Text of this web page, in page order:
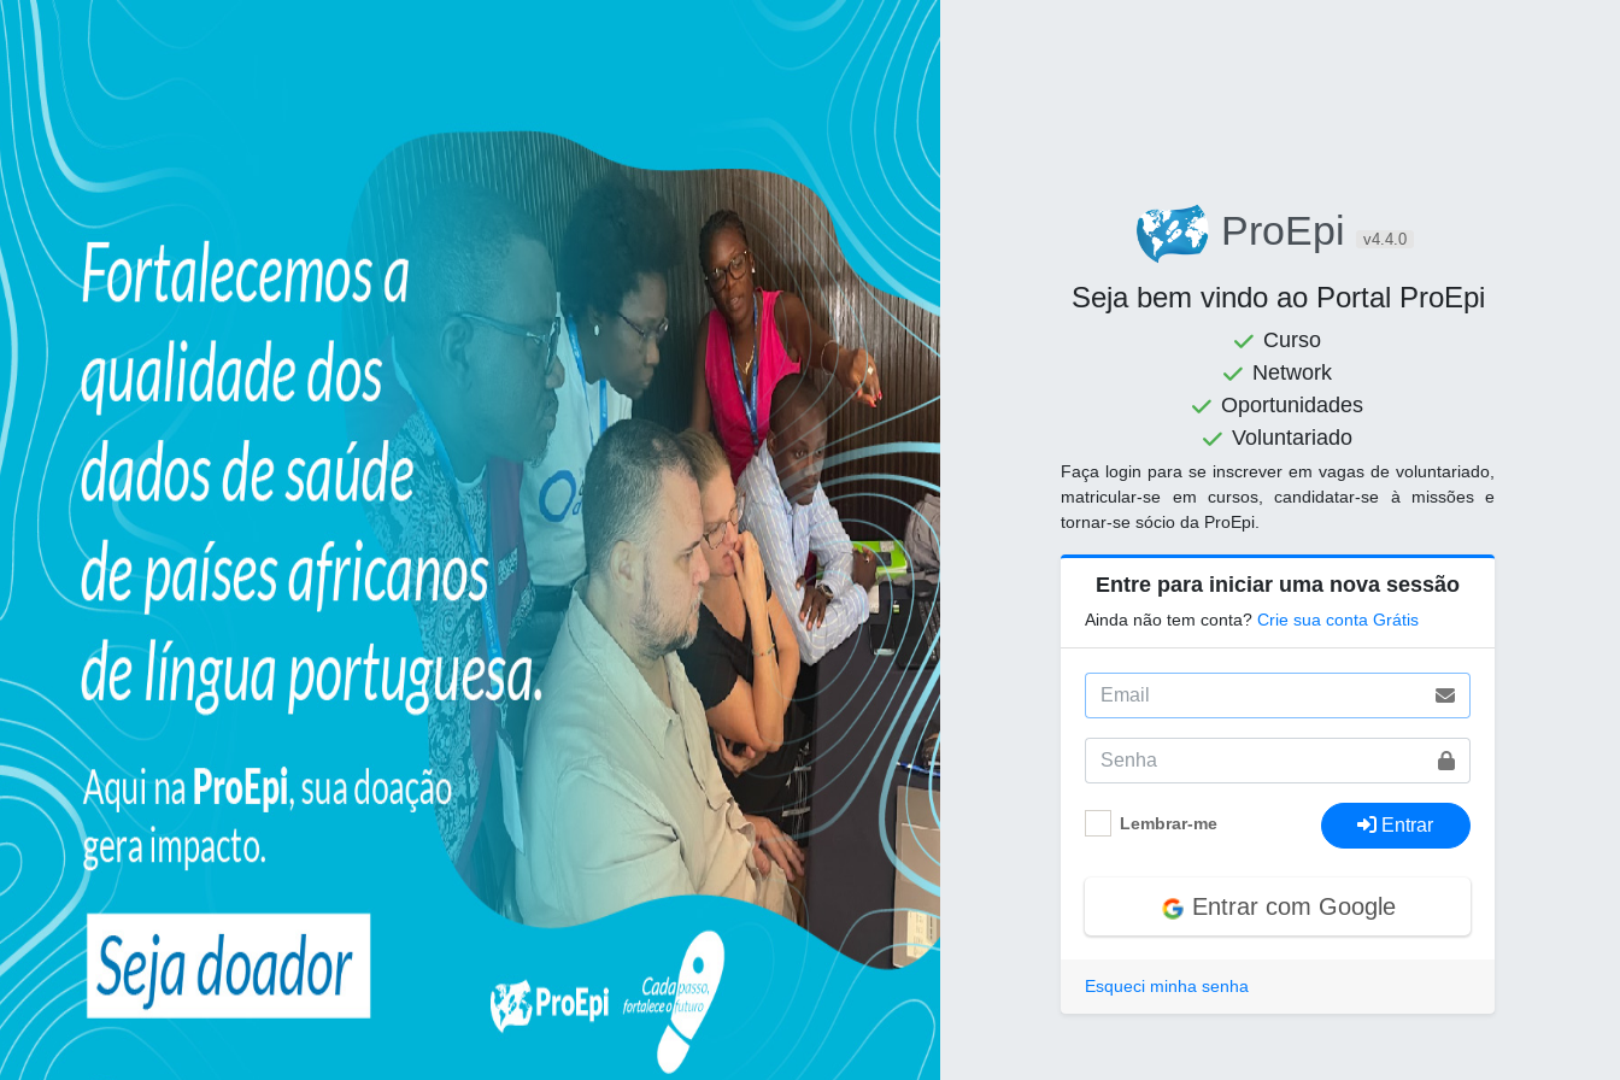
ProEpi v4.4.0
Seja bem vindo ao Portal ProEpi
Curso
Network
Oportunidades
Voluntariado
Faça login para se inscrever em vagas de voluntariado,
matricular-se em cursos, candidatar-se à missões e
tornar-se sócio da ProEpi.
Entre para iniciar uma nova sessão
Ainda não tem conta?Crie sua conta Grátis
Lembrar-me Entrar
Entrar com Google
Esqueci minha senha